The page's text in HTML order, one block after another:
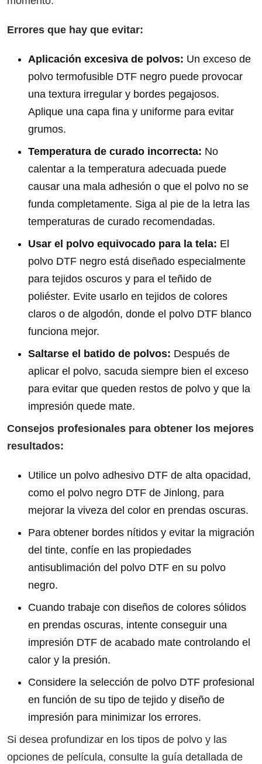
Errores que hay que evitar:
Aplicación excesiva de polvos: Un exceso de
polvo termofusible DTF negro puede provocar
una textura irregular y bordes pegajosos.
Aplique una capa fina y uniforme para evitar
grumos.
Temperatura de curado incorrecta: No
calentar a la temperatura adecuada puede
causar una mala adhesión o que el polvo no se
funda completamente. Siga al pie de la letra las
temperaturas de curado recomendadas.
Usar el polvo equivocado para la tela: El
polvo DTF negro está diseñado especialmente
para tejidos oscuros y para el teñido de
poliéster. Evite usarlo en tejidos de colores
claros o de algodón, donde el polvo DTF blanco
funciona mejor.
Saltarse el batido de polvos: Después de
aplicar el polvo, sacuda siempre bien el exceso
para evitar que queden restos de polvo y que la
impresión quede mate.
Consejos profesionales para obtener los mejores
resultados:
Utilice un polvo adhesivo DTF de alta opacidad,
como el polvo negro DTF de Jinlong, para
mejorar la viveza del color en prendas oscuras.
Para obtener bordes nítidos y evitar la migración
del tinte, confíe en las propiedades
antisublimación del polvo DTF en su polvo
negro.
Cuando trabaje con diseños de colores sólidos
en prendas oscuras, intente conseguir una
impresión DTF de acabado mate controlando el
calor y la presión.
Considere la selección de polvo DTF profesional
en función de su tipo de tejido y diseño de
impresión para minimizar los errores.
Si desea profundizar en los tipos de polvo y las
opciones de película, consulte la guía detallada de